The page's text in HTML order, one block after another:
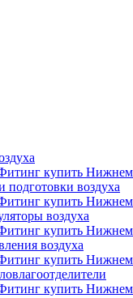
подготовки воздуха
воздуха
воздуха